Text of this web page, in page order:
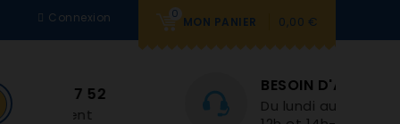
0
MON PANIER 0,00 €
Connexion
BESOIN D'AIDE
Du lundi au vendredi 9h-